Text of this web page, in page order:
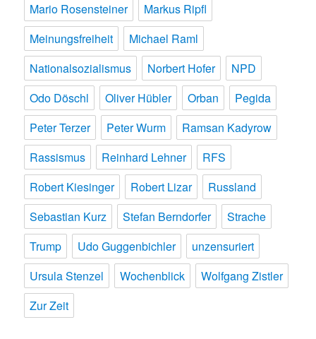
Mario Rosensteiner
Markus Ripfl
Meinungsfreiheit
Michael Raml
Nationalsozialismus
Norbert Hofer
NPD
Odo Döschl
Oliver Hübler Orban
Pegida
Peter Terzer
Peter Wurm
Ramsan Kadyrow
Rassismus
Reinhard Lehner
RFS
Robert Kiesinger
Robert Lizar
Russland
Sebastian Kurz
Stefan Berndorfer
Strache
Trump
Udo Guggenbichler
unzensuriert
Ursula Stenzel
Wochenblick
Wolfgang Zistler
Zur Zeit